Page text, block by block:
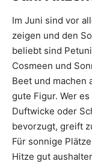
Im Juni sind vor
zeigen und den
beliebt sind
Cosmeen und
Beet und machen
gute Figur. Wer
Duftwicke oder
bevorzugt, greift
Für sonnige
Hitze gut